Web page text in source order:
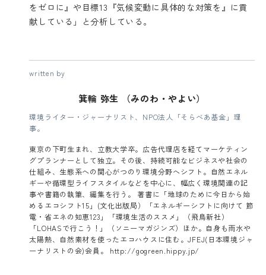
をゼロに』や目標13『気候変動に具体的な対策を』に貢
献している」と分析している。
written by
箕輪 弥生 （みのわ・やよい）
環境ライター・ジャーナリスト、NPO法人「そらべあ基金」理
事。
東京の下町生まれ、立教大学卒。広告代理店を経てマーケティン
グプランナーとして独立。その後、持続可能なビジネスや社会の
仕組み、生態系への関心がつのり環境分野へシフト。自然エネル
ギーや循環型ライフスタイルなどを中心に、幅広く環境関連の記
事や書籍の執筆、編集を行う。 著書に「地球のために今日から始
めるエコシフト15」(文化出版局）「エネルギーシフトに向けて 節
電・省エネの知恵123」「環境生活のススメ」（飛鳥新社）
「LOHASで行こう！」（ソニーマガジンズ）ほか。自身も雨水や
太陽熱、自然素材を使ったエコハウスに住む。JFEJ(日本環境ジャ
ーナリストの会)会員。 http://gogreen.hippy.jp/